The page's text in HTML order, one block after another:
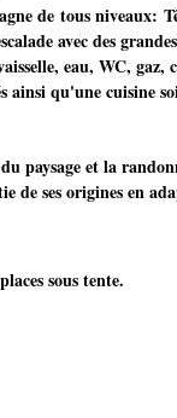
de tous
avec des
eau, WC, gaz,
ainsi qu'une cuisine
paysage et la
de ses origines en
sous tente.